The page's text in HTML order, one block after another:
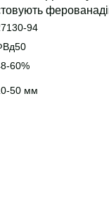
94
60%
50 мм